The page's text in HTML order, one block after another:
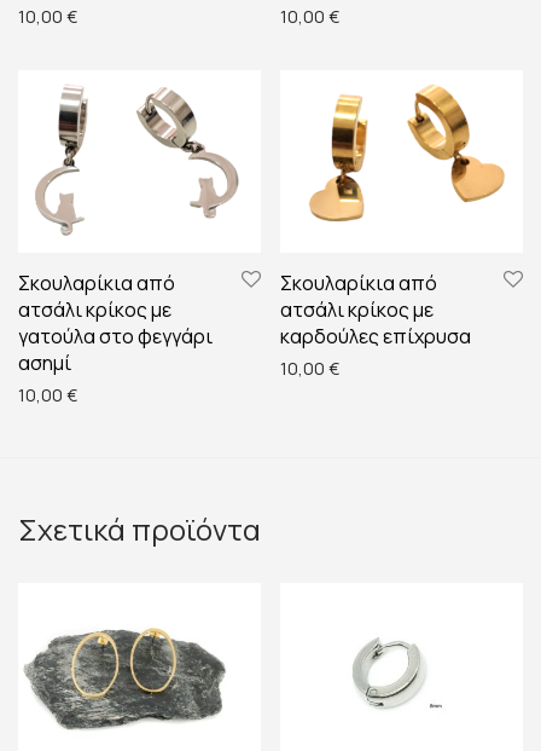
10,00 € 10,00 €
Σκουλαρίκια από
ατσάλι κρίκος με
γατούλα στο φεγγάρι
ασημί
10,00 €
Σκουλαρίκια από
ατσάλι κρίκος με
καρδούλες επίχρυσα
10,00 €
Σχετικά προϊόντα